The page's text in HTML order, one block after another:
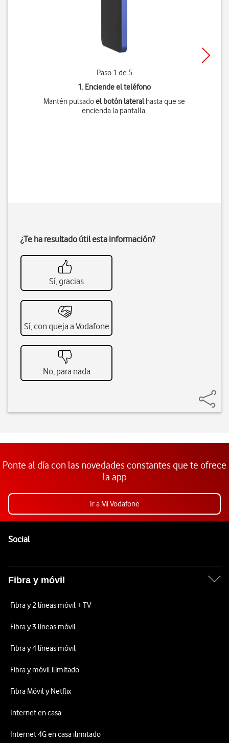
Paso 1 de 5
1. Enciende el teléfono
Mantén pulsadoel botón lateralhasta que se
encienda la pantalla.
¿Te ha resultado útil esta información?
Sí, gracias
Sí, con queja a Vodafone
No, para nada
Ponte al día con las novedades constantes que te ofrece
la app
Ir a Mi Vodafone
SocialEnlaces a las redes sociales de Vodafone
Fibra y móvil
Fibra y 2 líneas móvil + TV
Fibra y 3 líneas móvil
Fibra y 4 líneas móvil
Fibra y móvil ilimitado
Fibra Móvil y Netflix
Internet en casa
Internet 4G en casa ilimitado